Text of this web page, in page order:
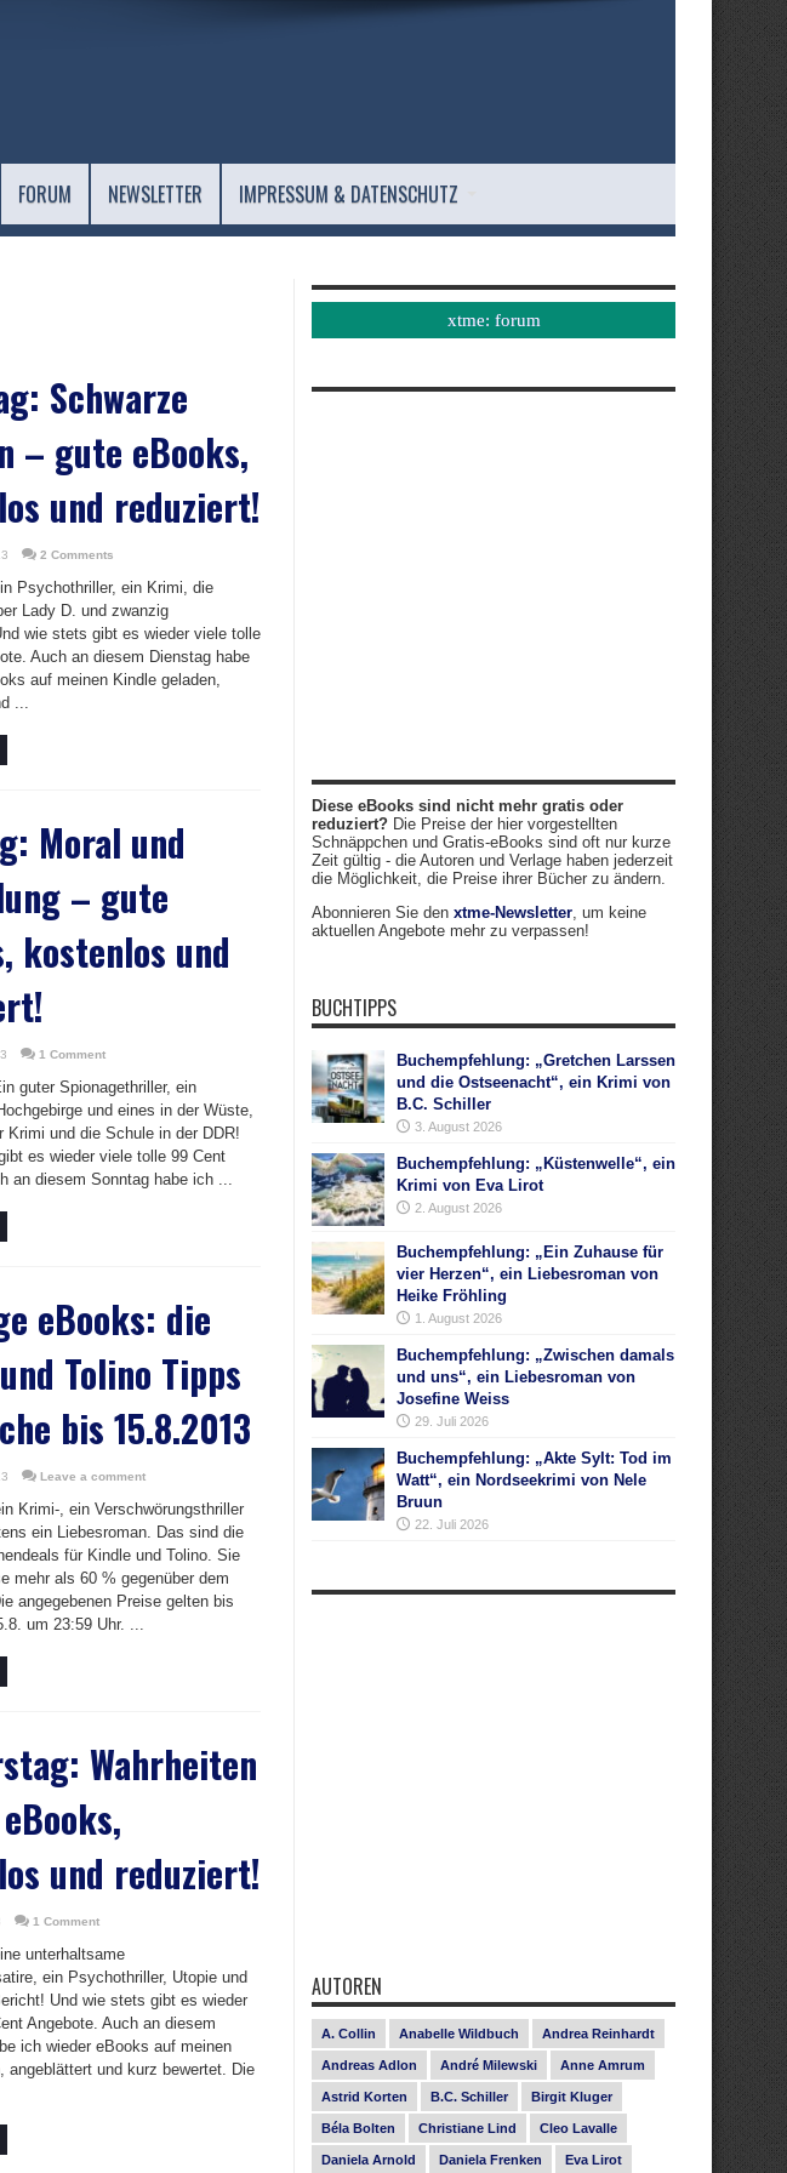
FORUM NEWSLETTER IMPRESSUM & DATENSCHUTZ
Schwarze
– gute eBooks,
und reduziert!
2 Comments
Psychothriller, ein Krimi, die
Lady D. und zwanzig
wie stets gibt es wieder viele tolle
Auch an diesem Dienstag habe
auf meinen Kindle geladen,
...
Moral und
– gute
kostenlos und
1 Comment
guter Spionagethriller, ein
und eines in der Wüste,
Krimi und die Schule in der DDR!
es wieder viele tolle 99 Cent
an diesem Sonntag habe ich ...
eBooks: die
Tolino Tipps
bis 15.8.2013
Leave a comment
Krimi-, ein Verschwörungsthriller
ein Liebesroman. Das sind die
für Kindle und Tolino. Sie
mehr als 60 % gegenüber dem
angegebenen Preise gelten bis
um 23:59 Uhr. ...
Wahrheiten
und reduziert!
1 Comment
unterhaltsame
ein Psychothriller, Utopie und
Und wie stets gibt es wieder
Angebote. Auch an diesem
ich wieder eBooks auf meinen
angeblättert und kurz bewertet. Die
xtme: forum
Diese eBooks sind nicht mehr gratis oder
reduziert? Die Preise der hier vorgestellten
Schnäppchen und Gratis-eBooks sind oft nur kurze
Zeit gültig - die Autoren und Verlage haben jederzeit
die Möglichkeit, die Preise ihrer Bücher zu ändern.
Abonnieren Sie den xtme-Newsletter, um keine
aktuellen Angebote mehr zu verpassen!
BUCHTIPPS
Buchempfehlung: „Gretchen Larssen
und die Ostseenacht“, ein Krimi von
B.C. Schiller
3. August 2026
Buchempfehlung: „Küstenwelle“, ein
Krimi von Eva Lirot
2. August 2026
Buchempfehlung: „Ein Zuhause für
vier Herzen“, ein Liebesroman von
Heike Fröhling
1. August 2026
Buchempfehlung: „Zwischen damals
und uns“, ein Liebesroman von
Josefine Weiss
29. Juli 2026
Buchempfehlung: „Akte Sylt: Tod im
Watt“, ein Nordseekrimi von Nele
Bruun
22. Juli 2026
AUTOREN
A. Collin Anabelle Wildbuch Andrea Reinhardt
Andreas Adlon André Milewski Anne Amrum
Astrid Korten B.C. Schiller Birgit Kluger
Béla Bolten Christiane Lind Cleo Lavalle
Daniela Arnold Daniela Frenken Eva Lirot